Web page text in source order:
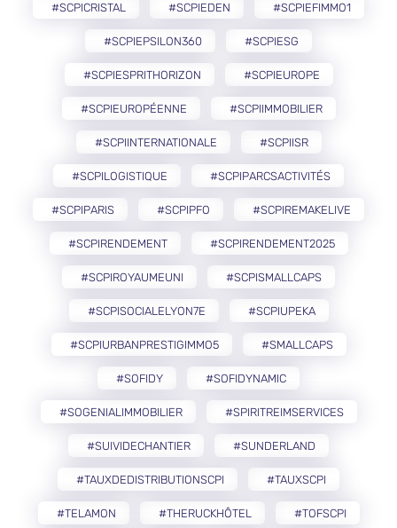
#SCPICRISTAL #SCPIEDEN #SCPIEFIMMO1
#SCPIEPSILON360 #SCPIESG
#SCPIESPRITHORIZON #SCPIEUROPE
#SCPIEUROPÉENNE #SCPIIMMOBILIER
#SCPIINTERNATIONALE #SCPIISR
#SCPILOGISTIQUE #SCPIPARCSACTIVITÉS
#SCPIPARIS #SCPIPFO #SCPIREMAKELIVE
#SCPIRENDEMENT #SCPIRENDEMENT2025
#SCPIROYAUMEUNI #SCPISMALLCAPS
#SCPISOCIALELYON7E #SCPIUPEKA
#SCPIURBANPRESTIGIMMO5 #SMALLCAPS
#SOFIDY #SOFIDYNAMIC
#SOGENIALIMMOBILIER #SPIRITREIMSERVICES
#SUIVIDECHANTIER #SUNDERLAND
#TAUXDEDISTRIBUTIONSCPI #TAUXSCPI
#TELAMON #THERUCKHÔTEL #TOFSCPI